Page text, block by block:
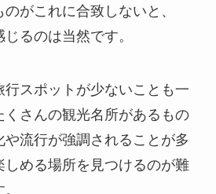
がこれに合致しないと、
じるのは当然です。
行スポットが少ないことも一
くさんの観光名所があるもの
流行が強調されることが多
しめる場所を見つけるのが難